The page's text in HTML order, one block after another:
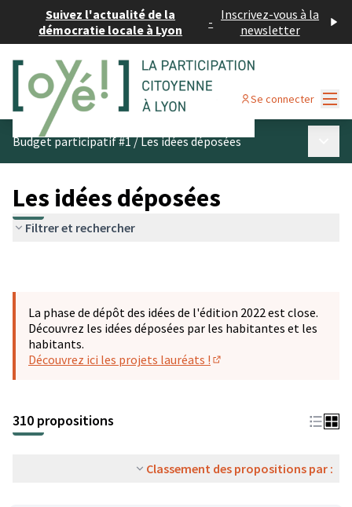
Suivez l'actualité de la
démocratie locale à Lyon
- Inscrivez-vous à la
newsletter
Se connecter
Budget participatif #1/Les idées déposées
Les idées déposées
Filtrer et rechercher
La phase de dépôt des idées de l'édition 2022 est close.
Découvrez les idées déposées par les habitantes et les
habitants.
Découvrez ici les projets lauréats !
310 propositions
Classement des propositions par :